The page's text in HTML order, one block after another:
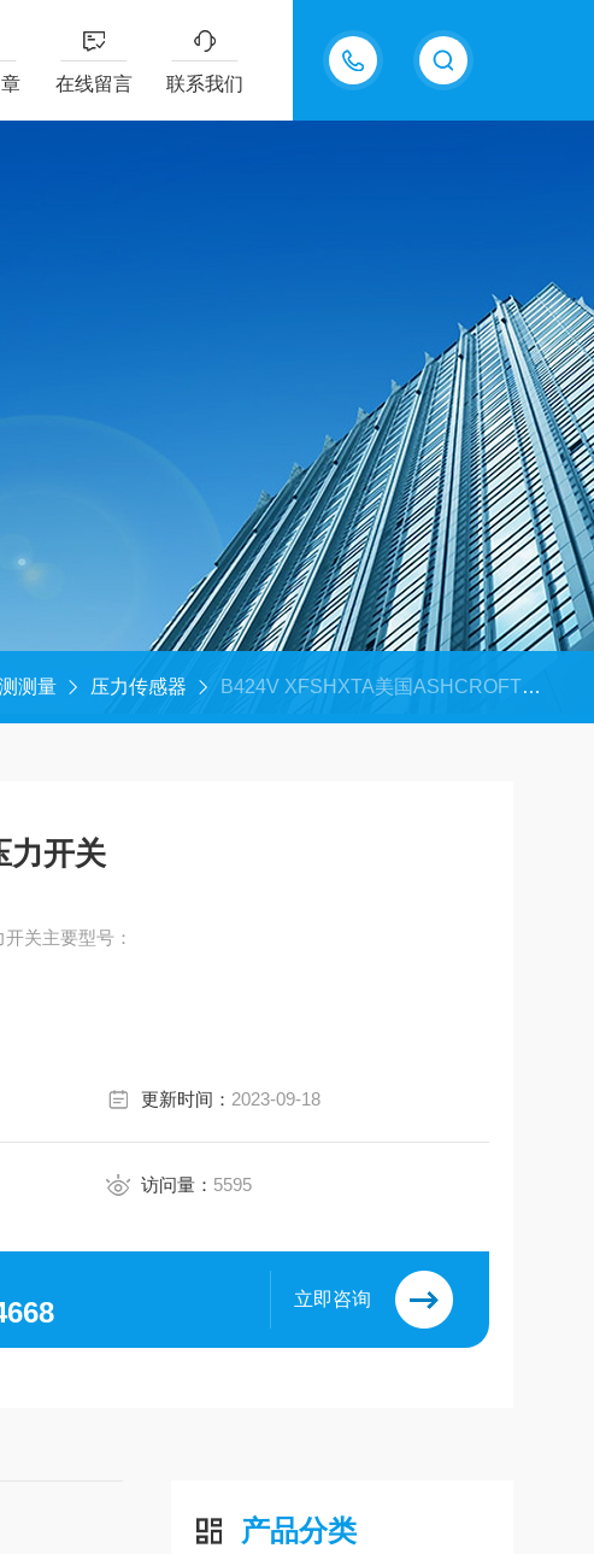
18202625585
在线留言 联系我们
测量 压力传感器 B424V XFSHXTA美国ASHCROFT压力开关
力开关
关主要型号：
更新时间： 2023-09-18
访问量： 5595
立即咨询
产品分类